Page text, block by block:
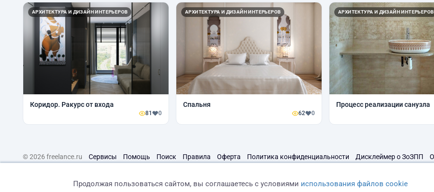
АРХИТЕКТУРА И ДИЗАЙН ИНТЕРЬЕРОВ
Коридор. Ракурс от входа
81 0
АРХИТЕКТУРА И ДИЗАЙН ИНТЕРЬЕРОВ
Спальня
62 0
АРХИТЕКТУРА И ДИЗАЙН ИНТЕРЬЕРОВ
Процесс реализации санузла
© 2026 freelance.ru Сервисы Помощь Поиск Правила Оферта Политика конфиденциальности Дисклеймер о ЗоЗПП
Продолжая пользоваться сайтом, вы соглашаетесь с условиями использования файлов cookie